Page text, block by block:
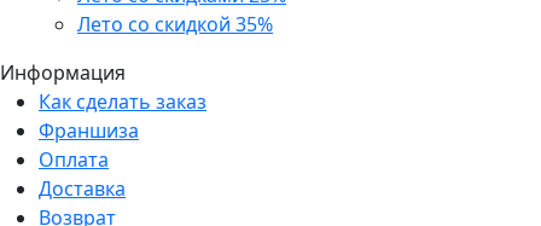
Лето со скидкой 35%
Информация
Как сделать заказ
Франшиза
Оплата
Доставка
Возврат